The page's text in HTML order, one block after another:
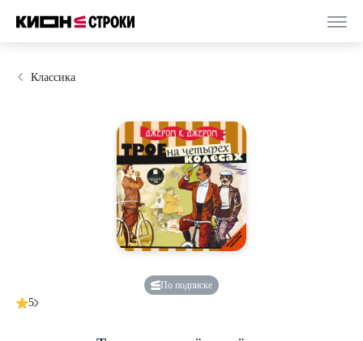
Классика
По подписке
5